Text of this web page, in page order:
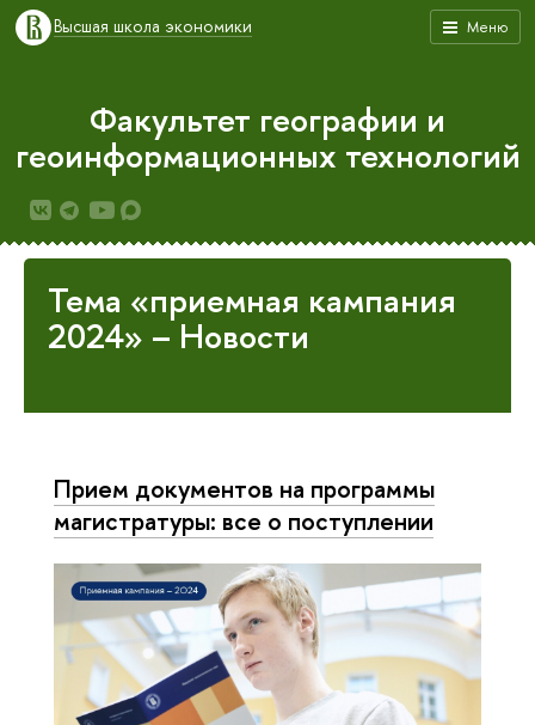
Меню
Высшая школа экономики
Факультет географии и
геоинформационных технологий
Тема «приемная кампания
2024» – Новости
Прием документов на программы
магистратуры: все о поступлении